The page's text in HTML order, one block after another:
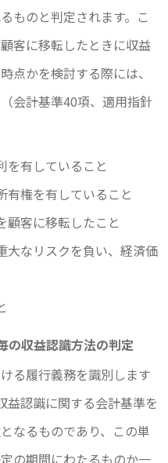
ものと判定されます。こ
客に移転したときに収益
点かを検討する際には、
会計基準40項、適用指針
を有していること
有権を有していること
顧客に移転したこと
大なリスクを負い、経済価
の収益認識方法の判定
る履行義務を識別します
益認識に関する会計基準を
なるものであり、この単
の期間にわたるものか一